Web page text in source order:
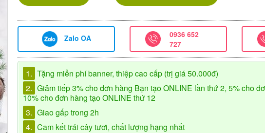
Zalo OA
0936 652
727
1. Tặng miễn phí banner, thiệp cao cấp (trị giá 50.000đ)
2. Giảm tiếp 3% cho đơn hàng Bạn tạo ONLINE lần thứ 2, 5% cho
10% cho đơn hàng tạo ONLINE thứ 12
3. Giao gấp trong 2h
4. Cam kết trái cây tươi, chất lượng hạng nhất